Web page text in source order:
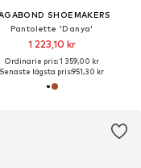
SHOEMAKERS
Pantolette 'Danya'
1 223,10 kr
Ordinarie pris: 1 359,00 kr
Senaste lägsta pris:951,30 kr